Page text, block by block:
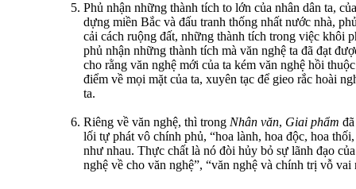
Phủ nhận những thành tích to lớn của nhân dân ta,
dựng miền Bắc và đấu tranh thống nhất nước nhà,
cải cách ruộng đất, những thành tích trong việc khôi
phủ nhận những thành tích mà văn nghệ ta đã đạt
cho rằng văn nghệ mới của ta kém văn nghệ hồi
điểm về mọi mặt của ta, xuyên tạc để gieo rắc hoài
ta.
Riêng về văn nghệ, thì trong Nhân văn, Giai phẩm
lối tự phát vô chính phủ, “hoa lành, hoa độc, hoa
như nhau. Thực chất là nó đòi hủy bỏ sự lãnh đạo
nghệ về cho văn nghệ”, “văn nghệ và chính trị vỗ